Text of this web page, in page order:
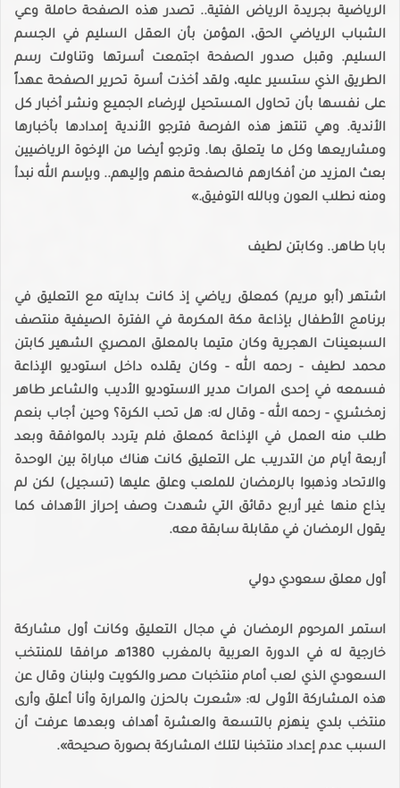
الرياضية بجريدة الرياض الفتية.. تصدر هذه الصفحة حاملة وعي
الشباب الرياضي الحق، المؤمن بأن العقل السليم في الجسم
السليم. وقبل صدور الصفحة اجتمعت أسرتها وتناولت رسم
الطريق الذي ستسير عليه، ولقد أخذت أسرة تحرير الصفحة عهداً
على نفسها بأن تحاول المستحيل لإرضاء الجميع ونشر أخبار كل
الأندية. وهي تنتهز هذه الفرصة فترجو الأندية إمدادها بأخبارها
ومشاريعها وكل ما يتعلق بها. وترجو أيضا من الإخوة الرياضيين
بعث المزيد من أفكارهم فالصفحة منهم وإليهم.. وبإسم الله نبدأ
ومنه نطلب العون وبالله التوفيق.»
بابا طاهر.. وكابتن لطيف
اشتهر (أبو مريم) كمعلق رياضي إذ كانت بدايته مع التعليق في
برنامج الأطفال بإذاعة مكة المكرمة في الفترة الصيفية منتصف
السبعينات الهجرية وكان متيما بالمعلق المصري الشهير كابتن
محمد لطيف - رحمه الله - وكان يقلده داخل استوديو الإذاعة
فسمعه في إحدى المرات مدير الاستوديو الأديب والشاعر طاهر
زمخشري - رحمه الله - وقال له: هل تحب الكرة؟ وحين أجاب بنعم
طلب منه العمل في الإذاعة كمعلق فلم يتردد بالموافقة وبعد
أربعة أيام من التدريب على التعليق كانت هناك مباراة بين الوحدة
والاتحاد وذهبوا بالرمضان للملعب وعلق عليها (تسجيل) لكن لم
يذاع منها غير أربع دقائق التي شهدت وصف إحراز الأهداف كما
يقول الرمضان في مقابلة سابقة معه.
أول معلق سعودي دولي
استمر المرحوم الرمضان في مجال التعليق وكانت أول مشاركة
خارجية له في الدورة العربية بالمغرب 1380هـ مرافقا للمنتخب
السعودي الذي لعب أمام منتخبات مصر والكويت ولبنان وقال عن
هذه المشاركة الأولى له: «شعرت بالحزن والمرارة وأنا أعلق وأرى
منتخب بلدي ينهزم بالتسعة والعشرة أهداف وبعدها عرفت أن
السبب عدم إعداد منتخبنا لتلك المشاركة بصورة صحيحة».